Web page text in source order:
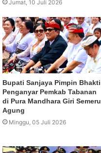
Jumat, 10 Juli 2026
Bupati Sanjaya Pimpin Bhakti
Penganyar Pemkab Tabanan
di Pura Mandhara Giri Semeru
Agung
Minggu, 05 Juli 2026